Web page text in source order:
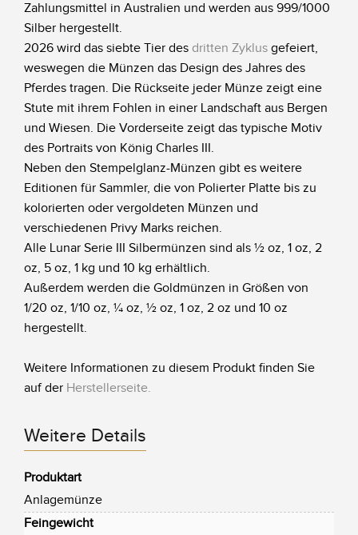
Zahlungsmittel in Australien und werden aus 999/1000
Silber hergestellt.
2026 wird das siebte Tier des dritten Zyklus gefeiert,
weswegen die Münzen das Design des Jahres des
Pferdes tragen. Die Rückseite jeder Münze zeigt eine
Stute mit ihrem Fohlen in einer Landschaft aus Bergen
und Wiesen. Die Vorderseite zeigt das typische Motiv
des Portraits von König Charles III.
Neben den Stempelglanz-Münzen gibt es weitere
Editionen für Sammler, die von Polierter Platte bis zu
kolorierten oder vergoldeten Münzen und
verschiedenen Privy Marks reichen.
Alle Lunar Serie III Silbermünzen sind als ½ oz, 1 oz, 2
oz, 5 oz, 1 kg und 10 kg erhältlich.
Außerdem werden die Goldmünzen in Größen von
1/20 oz, 1/10 oz, ¼ oz, ½ oz, 1 oz, 2 oz und 10 oz
hergestellt.
Weitere Informationen zu diesem Produkt finden Sie
auf der Herstellerseite.
Weitere Details
Produktart
Anlagemünze
Feingewicht